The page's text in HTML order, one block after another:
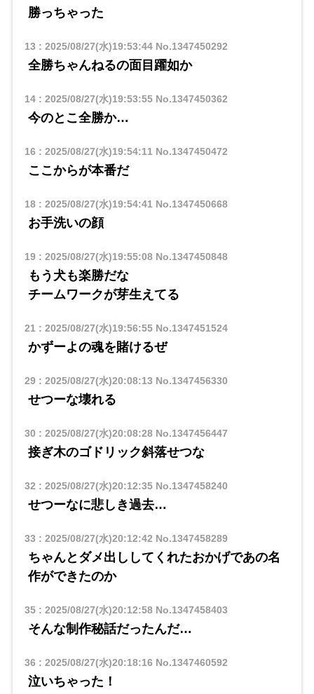
勝っちゃった
13 : 2025/08/27(水)19:53:44No.1347450292
全勝ちゃんねるの面目躍如か
14: 2025/08/27(水)19:53:55No.1347450362
今のとこ全勝か…
16 : 2025/08/27(水)19:54:11 No.1347450472
ここからが本番だ
18: 2025/08/27(水)19:54:41 No.1347450668
お手洗いの顔
19: 2025/08/27(水)19:55:08No.1347450848
もう犬も楽勝だな
チームワークが芽生えてる
21 : 2025/08/27(水)19:56:55No.1347451524
かずーよの魂を賭けるぜ
29: 2025/08/27(水)20:08:13 No.1347456330
せつーな壊れる
30 : 2025/08/27(水)20:08:28No.1347456447
接ぎ木のゴドリック斜落せつな
32 : 2025/08/27(水)20:12:35No.1347458240
せつーなに悲しき過去…
33 : 2025/08/27(水)20:12:42 No.1347458289
ちゃんとダメ出ししてくれたおかげであの名
作ができたのか
35: 2025/08/27(水)20:12:58No.1347458403
そんな制作秘話だったんだ…
36 : 2025/08/27(水)20:18:16 No.1347460592
泣いちゃった！